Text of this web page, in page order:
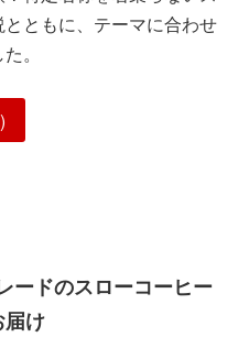
ともに、テーマに合わせ
。
ードのスローコーヒー
届け